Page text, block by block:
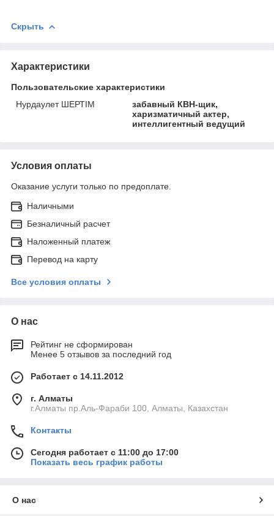
Скрыть
Характеристики
Пользовательские характеристики
Нурдаулет ШЕРТIМ
забавный КВН-щик,
харизматичный актер,
интеллигентный ведущий
Условия оплаты
Оказание услуги только по предоплате.
Наличными
Безналичный расчет
Наложенный платеж
Перевод на карту
Все условия оплаты
О нас
Рейтинг не сформирован
Менее 5 отзывов за последний год
Работает с 14.11.2012
г. Алматы
г.Алматы пр.Аль-Фараби 100, Алматы, Казахстан
Контакты
Сегодня работает с 11:00 до 17:00
Показать весь график работы
О нас